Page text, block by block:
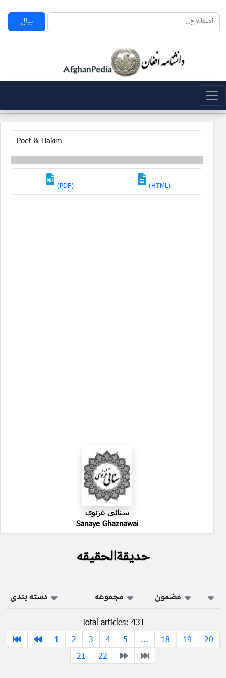
بپال
Poet & Hakim
(PDF) (HTML)
سنائی غزنوی
Sanaye Ghaznawai
حدیقةالحقیقه
مضمون مجموعه دسته بندی
Total articles: 431
1
2 3 4 5 ... 18 19
20
21
22